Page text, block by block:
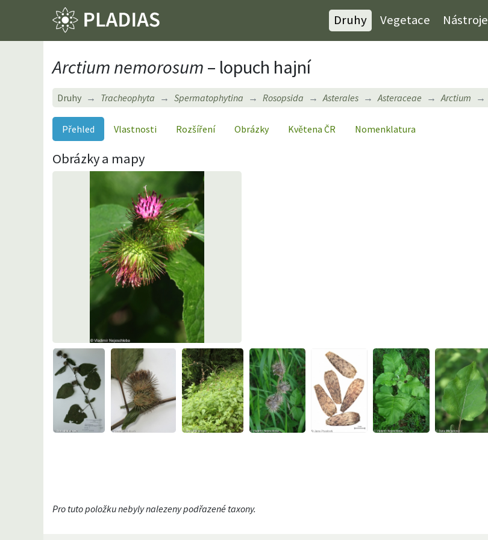
Druhy Vegetace Nástroje
Arctium nemorosum – lopuch hajní
Druhy Tracheophyta Spermatophytina Rosopsida Asterales Asteraceae Arctium
Přehled Vlastnosti Rozšíření Obrázky Květena ČR Nomenklatura
Obrázky a mapy
Pro tuto položku nebyly nalezeny podřazené taxony.